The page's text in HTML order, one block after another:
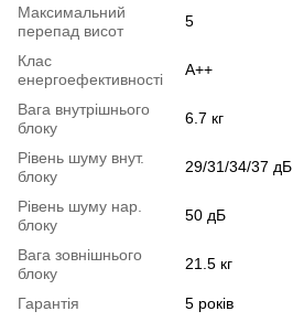
Максимальний
перепад висот
5
Клас
енергоефективності
A++
Вага внутрішнього
блоку
6.7 кг
Рівень шуму внут.
блоку
29/31/34/37 дБ
Рівень шуму нар.
блоку
50 дБ
Вага зовнішнього
блоку
21.5 кг
Гарантія
5 років